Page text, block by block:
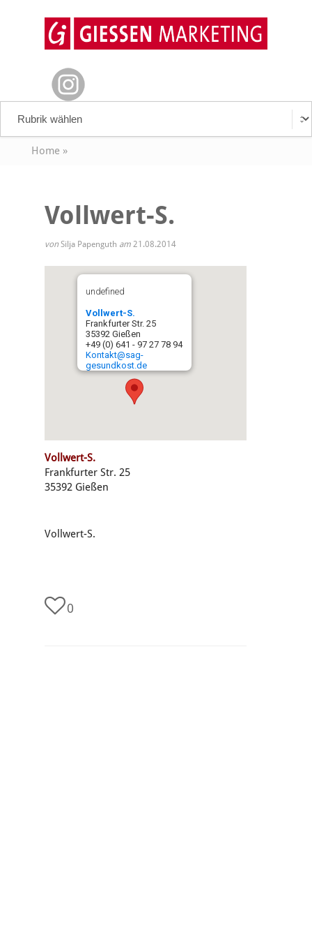
Home»
Vollwert-S.
von Silja Papenguth am 21.08.2014
undefined
Vollwert-S.
Frankfurter Str. 25
35392 Gießen
+49 (0) 641 - 97 27 78 94
Kontakt@sag-
gesundkost.de
Vollwert-S.
Frankfurter Str. 25
35392 Gießen
Vollwert-S.
0